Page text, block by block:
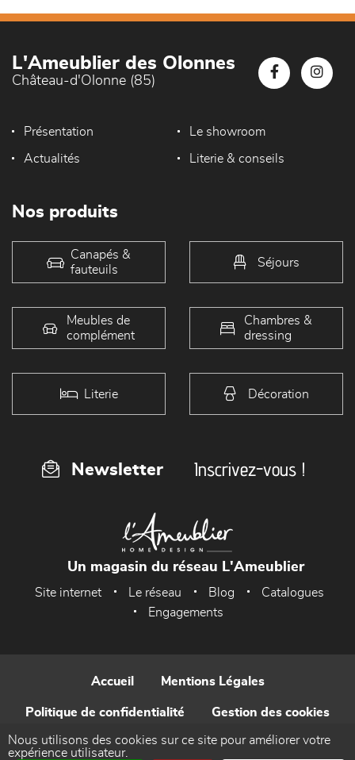
L'Ameublier des Olonnes
Château-d'Olonne (85)
Présentation Le showroom
Actualités Literie & conseils
Nos produits
Canapés &
fauteuils
Séjours
Meubles de
complément
Chambres &
dressing
Literie Décoration
Newsletter Inscrivez-vous !
Un magasin du réseau L'Ameublier
Site internet Le réseau Blog
Catalogues
Engagements
Accueil Mentions Légales
Politique de confidentialité Gestion des cookies
Contact
Nous utilisons des cookies sur ce site pour améliorer votre
expérience utilisateur.